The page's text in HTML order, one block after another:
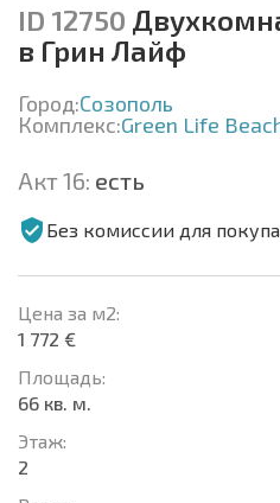
ID 12750
в Грин Лайф
Город:Созополь
Комплекс:Green Life
Акт 16: есть
Без комиссии для
Цена за м2:
1 772 €
Площадь:
66 кв. м.
Этаж:
2